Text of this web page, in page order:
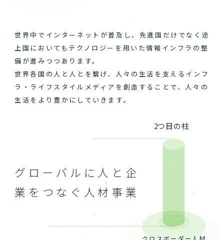
世界中でインターネットが普及し、先進国だけでなく途
上国においてもテクノロジーを用いた情報インフラの整
備が進みつつあります。
世界各国の人と人とを繋げ、人々の生活を支えるインフ
ラ・ライフスタイルメディアを創造することで、人々の
生活をより豊かにしていきます。
グローバルに人と企
業をつなぐ人材事業
2つ目の柱
クロスボーダー人材